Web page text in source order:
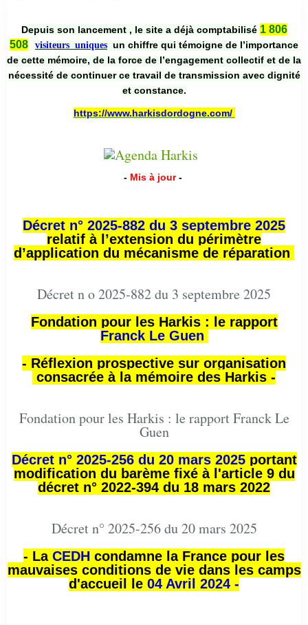
Depuis son lancement , le site a déjà comptabilisé 1 806
508
visiteurs uniques un chiffre qui témoigne de l’importance
de cette mémoire, de la force de l’engagement collectif et de la
nécessité de continuer ce travail de transmission avec dignité
et constance.
https://www.harkisdordogne.com/
- Mis à jour -
Décret n° 2025-882 du 3 septembre 2025
relatif à l’extension du périmètre
d’application du mécanisme de réparation
Décret n o 2025-882 du 3 septembre 2025
Fondation pour les Harkis : le rapport
Franck Le Guen
- Réflexion prospective sur organisation
consacrée à la mémoire des Harkis -
Fondation pour les Harkis : le rapport Franck Le
Guen
Décret n° 2025-256 du 20 mars 2025portant
modification du barème fixé à l'article 9 du
décret n° 2022-394 du 18 mars 2022
Décret n° 2025-256 du 20 mars 2025
- La CEDH condamne la France pour les
mauvaises conditions de vie dans les camps
d'accueil le 04 Avril 2024 -